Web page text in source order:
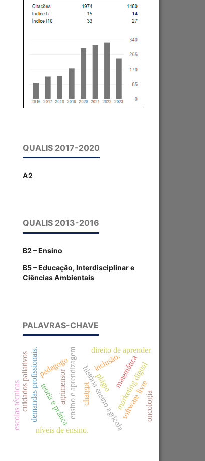
QUALIS 2017-2020
A2
QUALIS 2013-2016
B2 – Ensino
B5 – Educação, Interdisciplinar e
Ciências Ambientais
PALAVRAS-CHAVE
história ensino agrícola
plágio software livre
ensino e aprendizagem
teoria e prática
demandas profissionais.pedagogo inclusão.
direito de aprender
matemática
chatgpt marketing digital
cuidados paliativos agrimensor
escolas técnicas níveis de ensino.
oncologia